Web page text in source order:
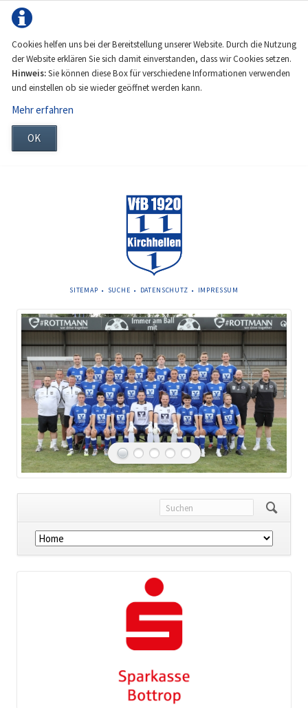
Cookies helfen uns bei der Bereitstellung unserer Website. Durch die Nutzung
der Website erklären Sie sich damit einverstanden, dass wir Cookies setzen.
Hinweis:Sie können diese Box für verschiedene Informationen verwenden
und einstellen ob sie wieder geöffnet werden kann.
Mehr erfahren
OK
NAVIGATION
SITEMAP SUCHE DATENSCHUTZ IMPRESSUM
Navigation
überspringen